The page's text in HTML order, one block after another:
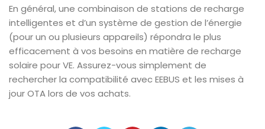
En général, une combinaison de stations de recharge
intelligentes et d’un système de gestion de l’énergie
(pour un ou plusieurs appareils) répondra le plus
efficacement à vos besoins en matière de recharge
solaire pour VE. Assurez-vous simplement de
rechercher la compatibilité avec EEBUS et les mises à
jour OTA lors de vos achats.